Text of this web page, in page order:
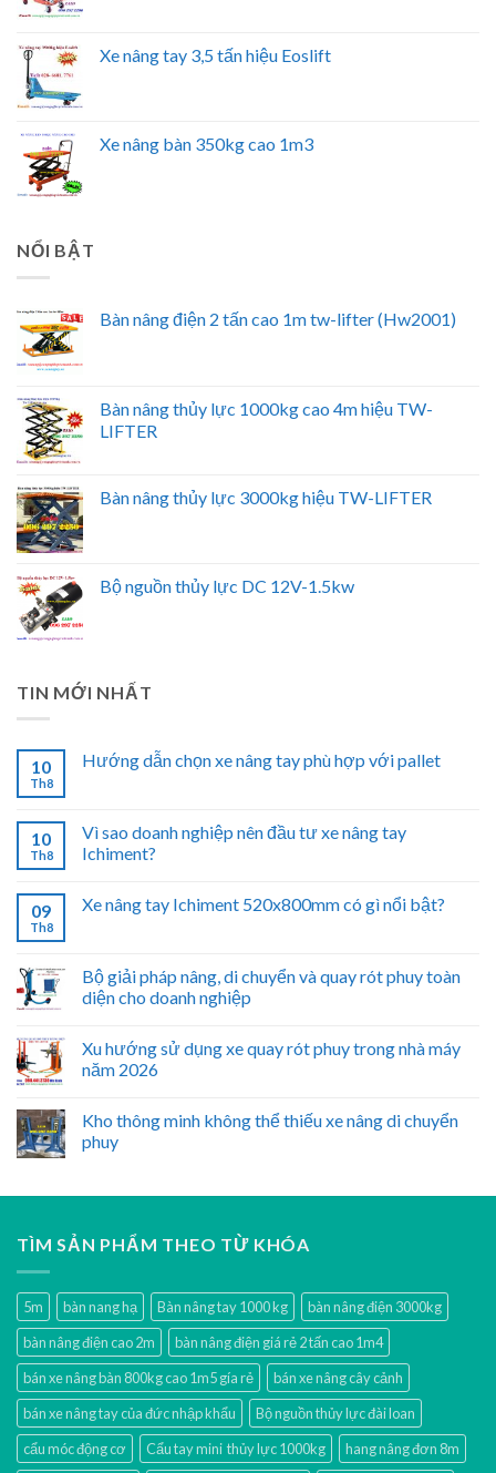
Xe nâng tay 3,5 tấn hiệu Eoslift
Xe nâng bàn 350kg cao 1m3
NỔI BẬT
Bàn nâng điện 2 tấn cao 1m tw-lifter (Hw2001)
Bàn nâng thủy lực 1000kg cao 4m hiệu TW-
LIFTER
Bàn nâng thủy lực 3000kg hiệu TW-LIFTER
Bộ nguồn thủy lực DC 12V-1.5kw
TIN MỚI NHẤT
10
Th8
Hướng dẫn chọn xe nâng tay phù hợp với pallet
10
Th8
Vì sao doanh nghiệp nên đầu tư xe nâng tay
Ichiment?
09
Th8
Xe nâng tay Ichiment 520x800mm có gì nổi bật?
Bộ giải pháp nâng, di chuyển và quay rót phuy toàn
diện cho doanh nghiệp
Xu hướng sử dụng xe quay rót phuy trong nhà máy
năm 2026
Kho thông minh không thể thiếu xe nâng di chuyển
phuy
TÌM SẢN PHẨM THEO TỪ KHÓA
5m bàn nang hạ Bàn nâng tay 1000 kg
bàn nâng điện 3000kg
bàn nâng điện cao 2m
bàn nâng điện giá rẻ 2 tấn cao 1m4
bán xe nâng bàn 800kg cao 1m5 gía rẻ
bán xe nâng cây cảnh
bán xe nâng tay của đức nhập khẩu
Bộ nguồn thủy lực đài loan
cẩu móc động cơ
Cẩu tay mini thủy lực 1000kg
hang nâng đơn 8m